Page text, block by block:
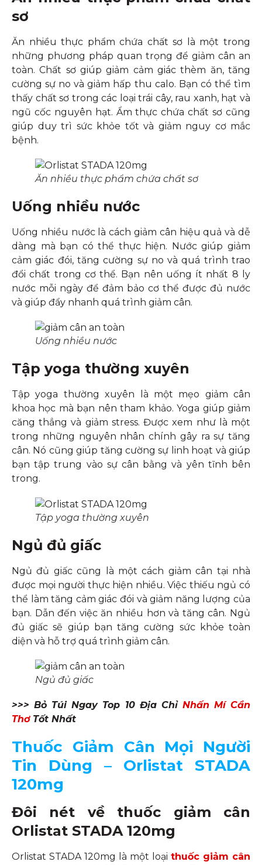
sơ
Ăn nhiều thực phẩm chứa chất sơ là một trong
những phương pháp quan trọng để giảm cân an
toàn. Chất sơ giúp giảm cảm giác thèm ăn, tăng
cường sự no và giảm hấp thu calo. Bạn có thể tìm
thấy chất sơ trong các loại trái cây, rau xanh, hạt và
ngũ cốc nguyên hạt. Ẩm thực chứa chất sơ cũng
giúp duy trì sức khỏe tốt và giảm nguy cơ mắc
bệnh.
Ăn nhiều thực phẩm chứa chất sơ
Uống nhiều nước
Uống nhiều nước là cách giảm cân hiệu quả và dễ
dàng mà bạn có thể thực hiện. Nước giúp giảm
cảm giác đói, tăng cường sự no và quá trình trao
đổi chất trong cơ thể. Bạn nên uống ít nhất 8 ly
nước mỗi ngày để đảm bảo cơ thể được đủ nước
và giúp đẩy nhanh quá trình giảm cân.
Uống nhiều nước
Tập yoga thường xuyên
Tập yoga thường xuyên là một mẹo giảm cân
khoa học mà bạn nên tham khảo. Yoga giúp giảm
căng thẳng và giảm stress. Được xem như là một
trong những nguyên nhân chính gây ra sự tăng
cân. Nó cũng giúp tăng cường sự linh hoạt và giúp
bạn tập trung vào sự cân bằng và yên tĩnh bên
trong.
Tập yoga thường xuyên
Ngủ đủ giấc
Ngủ đủ giấc cũng là một cách giảm cân tại nhà
được mọi người thực hiện nhiều. Việc thiếu ngủ có
thể làm tăng cảm giác đói và giảm năng lượng của
bạn. Dẫn đến việc ăn nhiều hơn và tăng cân. Ngủ
đủ giấc sẽ giúp bạn tăng cường sức khỏe toàn
diện và hỗ trợ quá trình giảm cân.
Ngủ đủ giấc
>>> Bỏ Túi Ngay Top 10 Địa Chỉ Nhấn Mí Cần
ThơTốt Nhất
Thuốc Giảm Cân Mọi Người
Tin Dùng – Orlistat STADA
120mg
Đôi nét về thuốc giảm cân
Orlistat STADA 120mg
Orlistat STADA 120mg là một loại thuốc giảm cân